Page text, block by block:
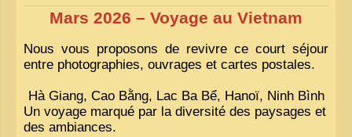
Mars 2026 – Voyage au Vietnam
Nous vous proposons de revivre ce court séjour
entre photographies, ouvrages et cartes postales.
Hà Giang, Cao Bằng, Lac Ba Bể, Hanoï, Ninh Bình
Un voyage marqué par la diversité des paysages et
des ambiances.